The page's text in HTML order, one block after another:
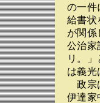
の一件
給書状
が関係
公治家
リ。
は義光
政宗
伊達家